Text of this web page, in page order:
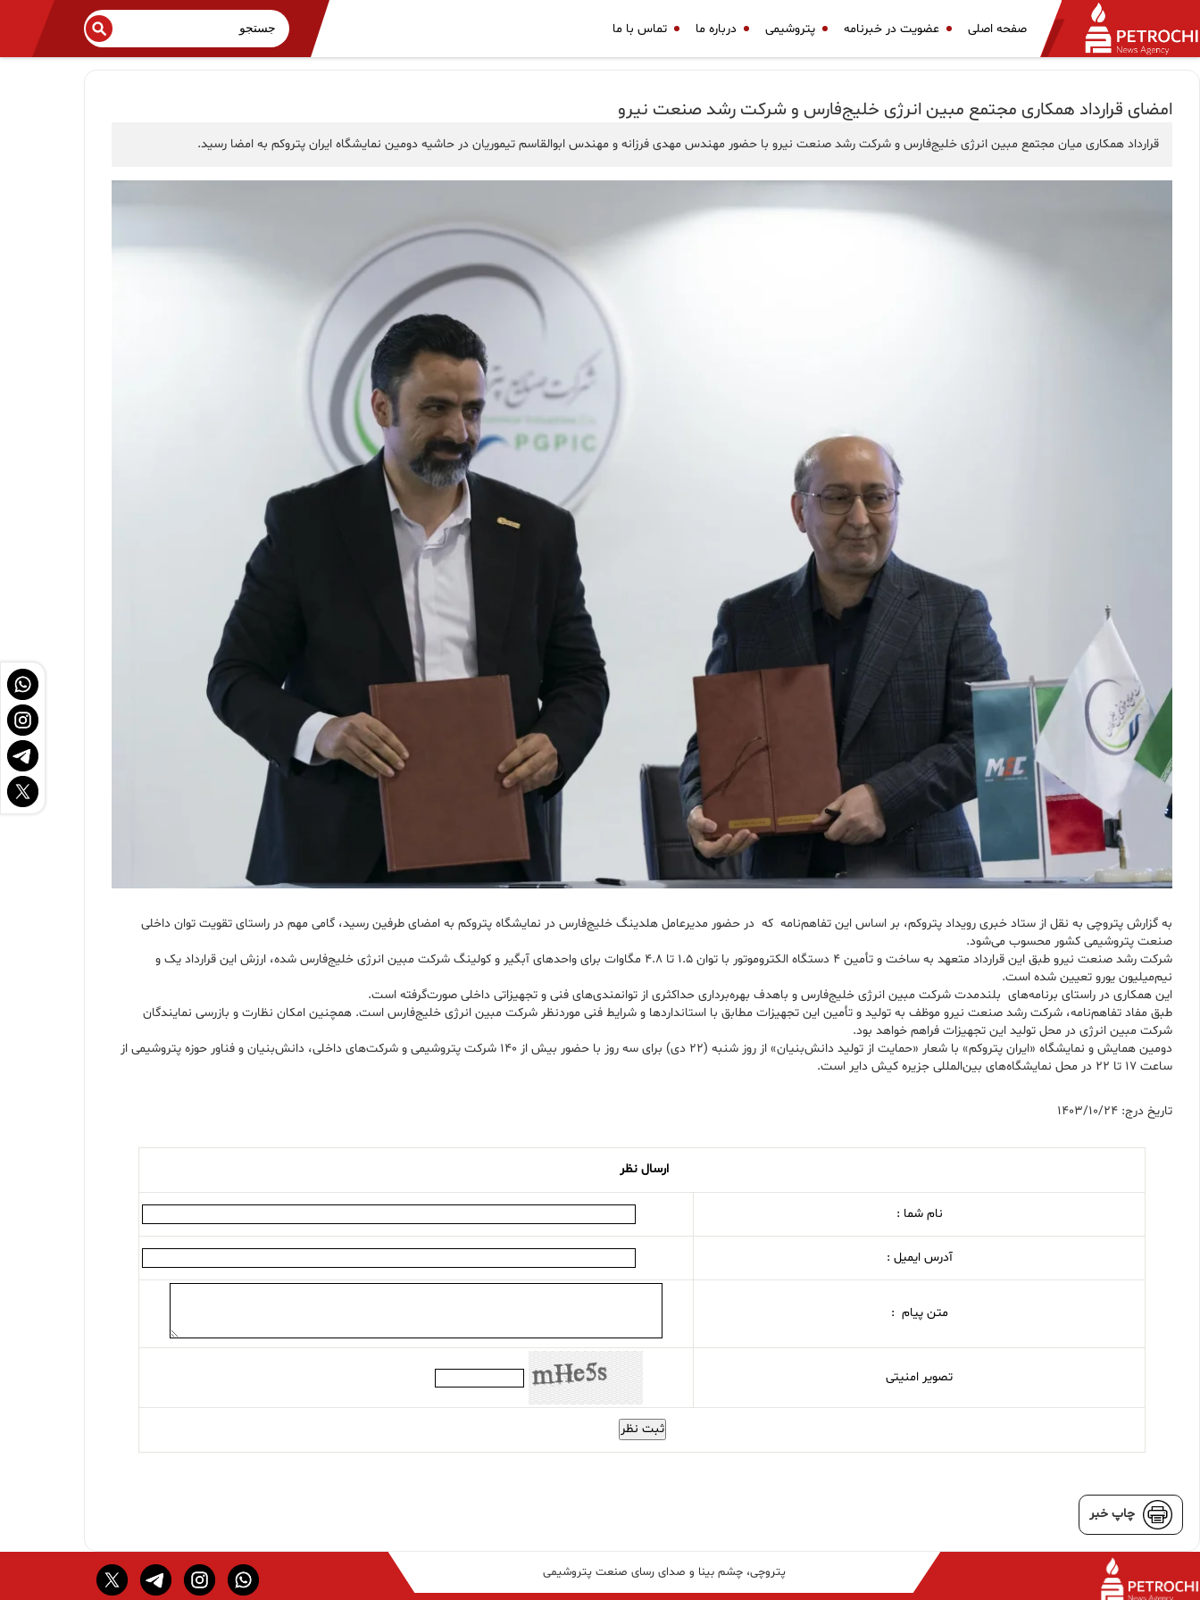
صفحه اصلی عضویت در خبرنامه پتروشیمی درباره ما تماس با ما
امضای قرارداد همکاری مجتمع مبین انرژی خلیج‌فارس و شرکت رشد صنعت نیرو
قرارداد همکاری میان مجتمع مبین انرژی خلیج‌فارس و شرکت رشد صنعت نیرو با حضور مهندس مهدی فرزانه و مهندس ابوالقاسم تیموریان در حاشیه دومین نمایشگاه ایران پتروکم به امضا رسید.
به گزارش پتروچی به نقل از ستاد خبری رویداد پتروکم، بر اساس این تفاهم‌نامه که در حضور مدیرعامل هلدینگ خلیج‌فارس در نمایشگاه پتروکم به امضای طرفین رسید، گامی مهم در راستای تقویت توان داخلی
صنعت پتروشیمی کشور محسوب می‌شود.
شرکت رشد صنعت نیرو طبق این قرارداد متعهد به ساخت و تأمین ۴ دستگاه الکتروموتور با توان ۱.۵ تا ۴.۸ مگاوات برای واحدهای آبگیر و کولینگ شرکت مبین انرژی خلیج‌فارس شده، ارزش این قرارداد یک و
نیم‌میلیون یورو تعیین شده است.
این همکاری در راستای برنامه‌های بلندمدت شرکت مبین انرژی خلیج‌فارس و باهدف بهره‌برداری حداکثری از توانمندی‌های فنی و تجهیزاتی داخلی صورت‌گرفته است.
طبق مفاد تفاهم‌نامه، شرکت رشد صنعت نیرو موظف به تولید و تأمین این تجهیزات مطابق با استانداردها و شرایط فنی موردنظر شرکت مبین انرژی خلیج‌فارس است. همچنین امکان نظارت و بازرسی نمایندگان
شرکت مبین انرژی در محل تولید این تجهیزات فراهم خواهد بود.
دومین همایش و نمایشگاه «ایران پتروکم» با شعار «حمایت از تولید دانش‌بنیان» از روز شنبه (۲۲ دی) برای سه روز با حضور بیش از ۱۴۰ شرکت پتروشیمی و شرکت‌های داخلی، دانش‌بنیان و فناور حوزه پتروشیمی از
ساعت ۱۷ تا ۲۲ در محل نمایشگاه‌های بین‌المللی جزیره کیش دایر است.
تاریخ درج: 1403/10/24
ارسال نظر
نام شما :
آدرس ایمیل :
متن پیام :
تصویر امنیتی
ثبت نظر
چاپ خبر
پتروچی، چشم بینا و صدای رسای صنعت پتروشیمی